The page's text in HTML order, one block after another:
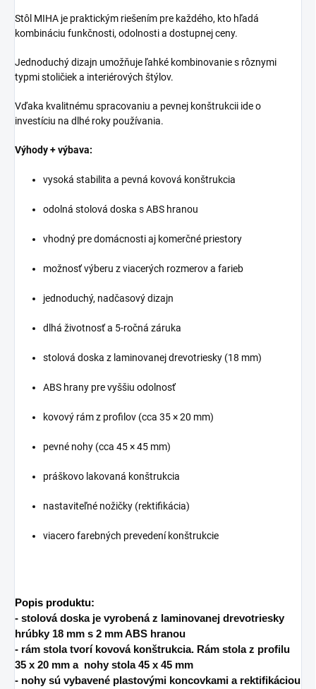
Stôl MIHA je praktickým riešením pre každého, kto hľadá
kombináciu funkčnosti, odolnosti a dostupnej ceny.
Jednoduchý dizajn umožňuje ľahké kombinovanie s rôznymi
typmi stoličiek a interiérových štýlov.
Vďaka kvalitnému spracovaniu a pevnej konštrukcii ide o
investíciu na dlhé roky používania.
Výhody + výbava:
vysoká stabilita a pevná kovová konštrukcia
odolná stolová doska s ABS hranou
vhodný pre domácnosti aj komerčné priestory
možnosť výberu z viacerých rozmerov a farieb
jednoduchý, nadčasový dizajn
dlhá životnosť a 5-ročná záruka
stolová doska z laminovanej drevotriesky (18 mm)
ABS hrany pre vyššiu odolnosť
kovový rám z profilov (cca 35 × 20 mm)
pevné nohy (cca 45 × 45 mm)
práškovo lakovaná konštrukcia
nastaviteľné nožičky (rektifikácia)
viacero farebných prevedení konštrukcie
Popis produktu:
- stolová doska je vyrobená z laminovanej drevotriesky
hrúbky 18 mm s 2 mm ABS hranou
- rám stola tvorí kovová konštrukcia. Rám stola z profilu
35 x 20 mm a nohy stola 45 x 45 mm
- nohy sú vybavené plastovými koncovkami a rektifikáciou